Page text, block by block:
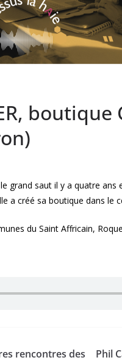
boutique
grand saut il y a quatre ans
a créé sa boutique dans le
du Saint Affricain,
rencontres des
Phil